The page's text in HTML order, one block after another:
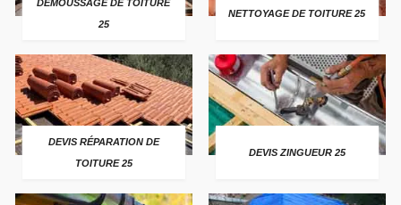
DÉMOUSSAGE DE TOITURE
25
NETTOYAGE DE TOITURE 25
DEVIS RÉPARATION DE
TOITURE 25
DEVIS ZINGUEUR 25